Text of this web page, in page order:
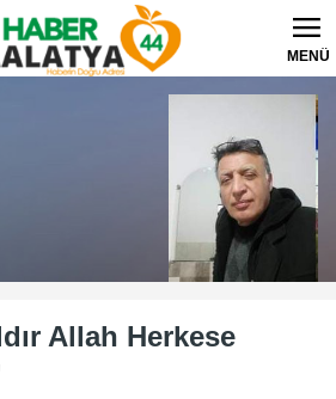
MENÜ
Allah Herkese